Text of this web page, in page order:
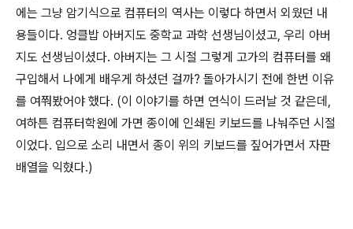
에는 그냥 암기식으로 컴퓨터의 역사는 이렇다 하면서 외웠던 내
용들이다. 엉클밥 아버지도 중학교 과학 선생님이셨고, 우리 아버
지도 선생님이셨다. 아버지는 그 시절 그렇게 고가의 컴퓨터를 왜
구입해서 나에게 배우게 하셨던 걸까? 돌아가시기 전에 한번 이유
를 여쭤봤어야 했다. (이 이야기를 하면 연식이 드러날 것 같은데,
여하튼 컴퓨터학원에 가면 종이에 인쇄된 키보드를 나눠주던 시절
이었다. 입으로 소리 내면서 종이 위의 키보드를 짚어가면서 자판
배열을 익혔다.)